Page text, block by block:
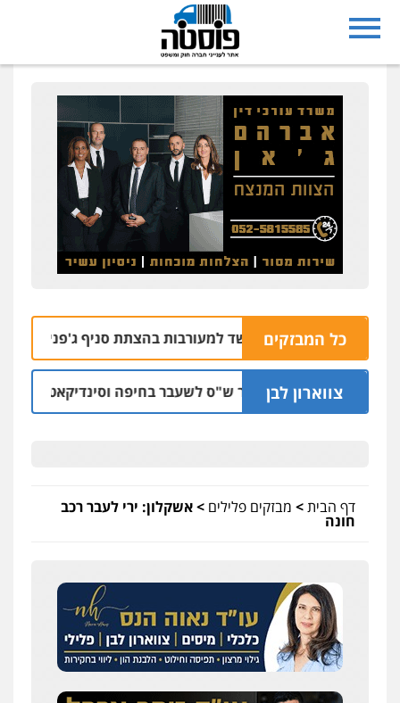
כל המבזקים
רחובות נעצרו בחשד למעורבות בהצתת סניף ג'פניקה בגבעתיים
צווארון לבן
כתב אישום: יו"ר ש"ס לשעבר בחיפה וסינדיקאט ההלוואות
דף הבית> מבזקים פלילים >אשקלון: ירי לעבר רכב
חונה